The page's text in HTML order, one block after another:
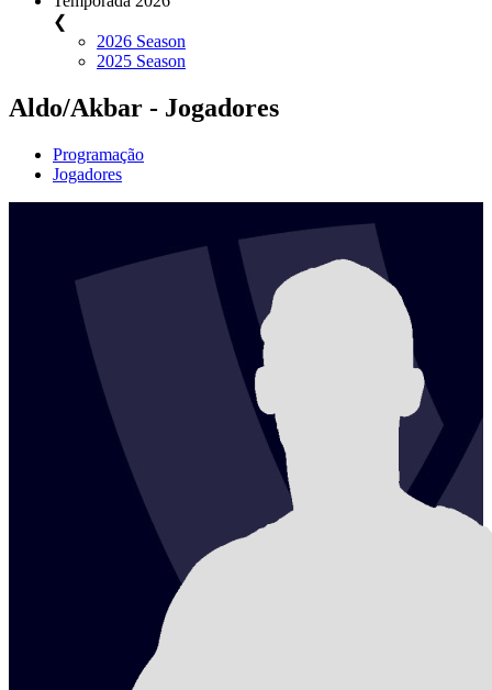
❮
2026 Season
2025 Season
Aldo/Akbar - Jogadores
Programação
Jogadores